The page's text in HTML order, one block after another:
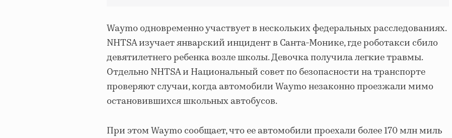
Waymo одновременно участвует в нескольких федеральных расследованиях.
NHTSA изучает январский инцидент в Санта-Монике, где роботакси сбило
девятилетнего ребенка возле школы. Девочка получила легкие травмы.
Отдельно NHTSA и Национальный совет по безопасности на транспорте
проверяют случаи, когда автомобили Waymo незаконно проезжали мимо
остановившихся школьных автобусов.
При этом Waymo сообщает, что ее автомобили проехали более 170 млн миль